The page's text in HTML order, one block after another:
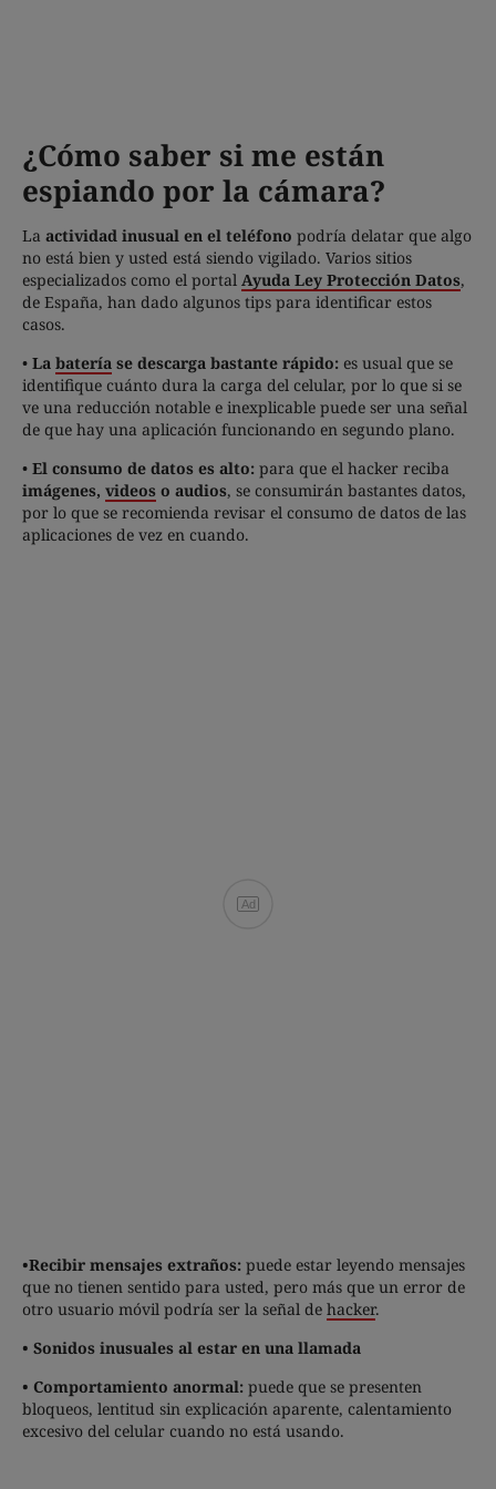
¿Cómo saber si me están
espiando por la cámara?
La actividad inusual en el teléfono podría delatar que algo
no está bien y usted está siendo vigilado. Varios sitios
especializados como el portal Ayuda Ley Protección Datos,
de España, han dado algunos tips para identificar estos
casos.
• La batería se descarga bastante rápido: es usual que se
identifique cuánto dura la carga del celular, por lo que si se
ve una reducción notable e inexplicable puede ser una señal
de que hay una aplicación funcionando en segundo plano.
• El consumo de datos es alto: para que el hacker reciba
imágenes, videos o audios, se consumirán bastantes datos,
por lo que se recomienda revisar el consumo de datos de las
aplicaciones de vez en cuando.
Ad
•Recibir mensajes extraños: puede estar leyendo mensajes
que no tienen sentido para usted, pero más que un error de
otro usuario móvil podría ser la señal de hacker.
• Sonidos inusuales al estar en una llamada
• Comportamiento anormal: puede que se presenten
bloqueos, lentitud sin explicación aparente, calentamiento
excesivo del celular cuando no está usando.